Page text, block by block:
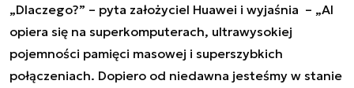
„Dlaczego?” – pyta założyciel Huawei i wyjaśnia – „AI
opiera się na superkomputerach, ultrawysokiej
pojemności pamięci masowej i superszybkich
połączeniach. Dopiero od niedawna jesteśmy w stanie